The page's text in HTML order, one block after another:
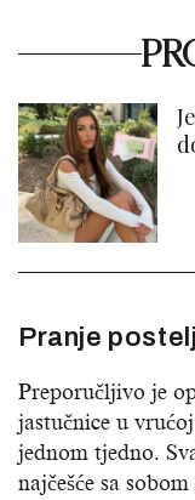
Pranje
Preporučljivo je
jastučnice u
jednom tjedno.
najčešće sa